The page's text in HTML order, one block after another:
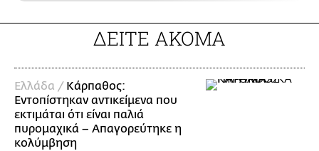
ΔΕΙΤΕ ΑΚΟΜΑ
Ελλάδα / Κάρπαθος:
Εντοπίστηκαν αντικείμενα που
εκτιμάται ότι είναι παλιά
πυρομαχικά – Απαγορεύτηκε η
κολύμβηση